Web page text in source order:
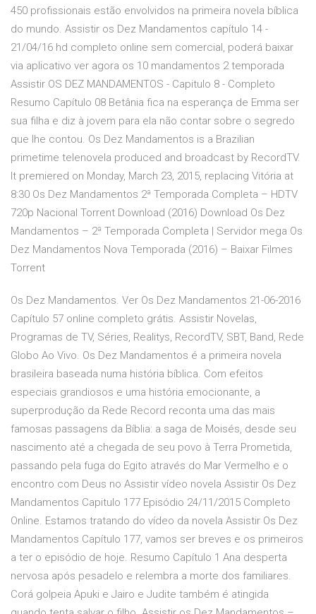
450 profissionais estão envolvidos na primeira novela bíblica
do mundo. Assistir os Dez Mandamentos capítulo 14 -
21/04/16 hd completo online sem comercial, poderá baixar
via aplicativo ver agora os 10 mandamentos 2 temporada
Assistir OS DEZ MANDAMENTOS - Capitulo 8 - Completo
Resumo Capítulo 08 Betânia fica na esperança de Emma ser
sua filha e diz à jovem para ela não contar sobre o segredo
que lhe contou. Os Dez Mandamentos is a Brazilian
primetime telenovela produced and broadcast by RecordTV.
It premiered on Monday, March 23, 2015, replacing Vitória at
8:30 Os Dez Mandamentos 2ª Temporada Completa – HDTV
720p Nacional Torrent Download (2016) Download Os Dez
Mandamentos – 2ª Temporada Completa | Servidor mega Os
Dez Mandamentos Nova Temporada (2016) – Baixar Filmes
Torrent
Os Dez Mandamentos. Ver Os Dez Mandamentos 21-06-2016
Capítulo 57 online completo grátis. Assistir Novelas,
Programas de TV, Séries, Realitys, RecordTV, SBT, Band, Rede
Globo Ao Vivo. Os Dez Mandamentos é a primeira novela
brasileira baseada numa história bíblica. Com efeitos
especiais grandiosos e uma história emocionante, a
superprodução da Rede Record reconta uma das mais
famosas passagens da Bíblia: a saga de Moisés, desde seu
nascimento até a chegada de seu povo à Terra Prometida,
passando pela fuga do Egito através do Mar Vermelho e o
encontro com Deus no Assistir vídeo novela Assistir Os Dez
Mandamentos Capitulo 177 Episódio 24/11/2015 Completo
Online. Estamos tratando do vídeo da novela Assistir Os Dez
Mandamentos Capítulo 177, vamos ser breves e os primeiros
a ter o episódio de hoje. Resumo Capítulo 1 Ana desperta
nervosa após pesadelo e relembra a morte dos familiares.
Corá golpeia Apuki e Jairo e Judite também é atingida